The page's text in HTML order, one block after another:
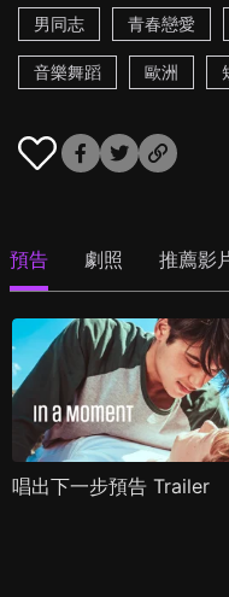
男同志
青春戀愛
音樂舞蹈 歐洲
預告 劇照 推薦影
唱出下一步預告 Trailer